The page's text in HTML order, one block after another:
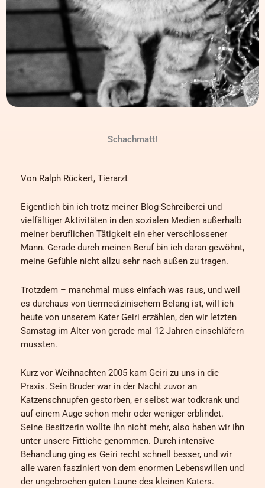
Schachmatt!
Von Ralph Rückert, Tierarzt
Eigentlich bin ich trotz meiner Blog-Schreiberei und
vielfältiger Aktivitäten in den sozialen Medien außerhalb
meiner beruflichen Tätigkeit ein eher verschlossener
Mann. Gerade durch meinen Beruf bin ich daran gewöhnt,
meine Gefühle nicht allzu sehr nach außen zu tragen.
Trotzdem – manchmal muss einfach was raus, und weil
es durchaus von tiermedizinischem Belang ist, will ich
heute von unserem Kater Geiri erzählen, den wir letzten
Samstag im Alter von gerade mal 12 Jahren einschläfern
mussten.
Kurz vor Weihnachten 2005 kam Geiri zu uns in die
Praxis. Sein Bruder war in der Nacht zuvor an
Katzenschnupfen gestorben, er selbst war todkrank und
auf einem Auge schon mehr oder weniger erblindet.
Seine Besitzerin wollte ihn nicht mehr, also haben wir ihn
unter unsere Fittiche genommen. Durch intensive
Behandlung ging es Geiri recht schnell besser, und wir
alle waren fasziniert von dem enormen Lebenswillen und
der ungebrochen guten Laune des kleinen Katers.